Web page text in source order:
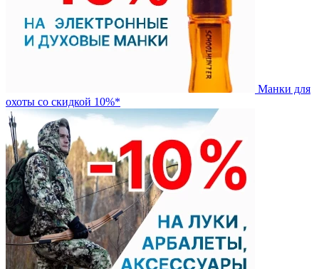
Манки для
охоты со скидкой 10%*